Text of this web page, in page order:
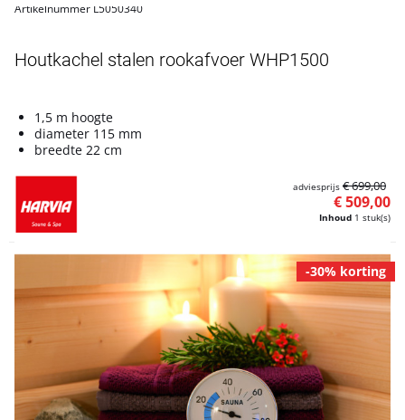
Artikelnummer L5050340
Houtkachel stalen rookafvoer WHP1500
1,5 m hoogte
diameter 115 mm
breedte 22 cm
Inhoud 1 stuk(s)
€ 509,00
adviesprijs € 699,00
-30% korting